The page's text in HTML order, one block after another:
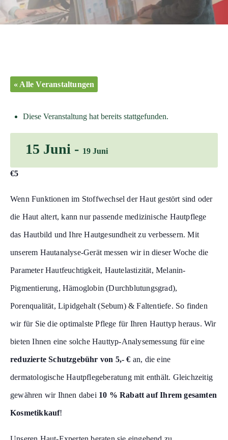
« Alle Veranstaltungen
Diese Veranstaltung hat bereits stattgefunden.
15 Juni - 19 Juni
€5
Wenn Funktionen im Stoffwechsel der Haut gestört sind oder
die Haut altert, kann nur passende medizinische Hautpflege
das Hautbild und Ihre Hautgesundheit zu verbessern. Mit
unserem Hautanalyse-Gerät messen wir in dieser Woche die
Parameter Hautfeuchtigkeit, Hautelastizität, Melanin-
Pigmentierung, Hämoglobin (Durchblutungsgrad),
Porenqualität, Lipidgehalt (Sebum) & Faltentiefe. So finden
wir für Sie die optimalste Pflege für Ihren Hauttyp heraus. Wir
bieten Ihnen eine solche Hauttyp-Analysemessung für eine
reduzierte Schutzgebühr von 5,- € an, die eine
dermatologische Hautpflegeberatung mit enthält. Gleichzeitig
gewähren wir Ihnen dabei 10 % Rabatt auf Ihrem gesamten
Kosmetikkauf!